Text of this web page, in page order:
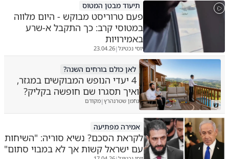
תיעוד מבטן המטוס
פעם טרוריסט מבוקש - היום מלווה
במטוסי קרב: כך התקבל א-שרע
באמירויות
יוסי נכטיגל|
23.04.26
ש
לאן כולם בורחים השנה?
4 יעדי הנופש המבוקשים במגזר,
ואיך תסגרו שם חופשה בקליק?
נחמן שטרנהרץ|מקודם
אמירה מפתיעה
לקראת הסכם? נשיא סוריה: "השיחות
עם ישראל קשות אך לא במבוי סתום"